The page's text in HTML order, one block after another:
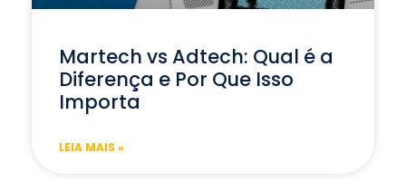
Martech vs Adtech: Qual é a
Diferença e Por Que Isso
Importa
LEIA MAIS »